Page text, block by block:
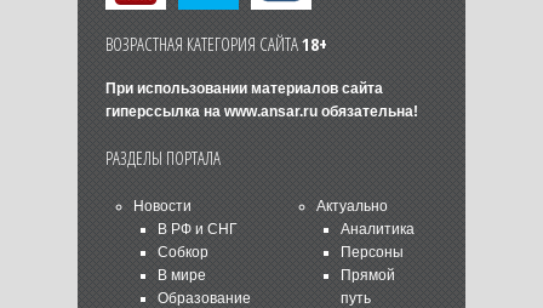
ВОЗРАСТНАЯ КАТЕГОРИЯ САЙТА18+
При использовании материалов сайта
гиперссылка на www.ansar.ruобязательна!
РАЗДЕЛЫ ПОРТАЛА
Новости
В РФ и СНГ
Собкор
В мире
Образование
Актуально
Аналитика
Персоны
Прямой
путь